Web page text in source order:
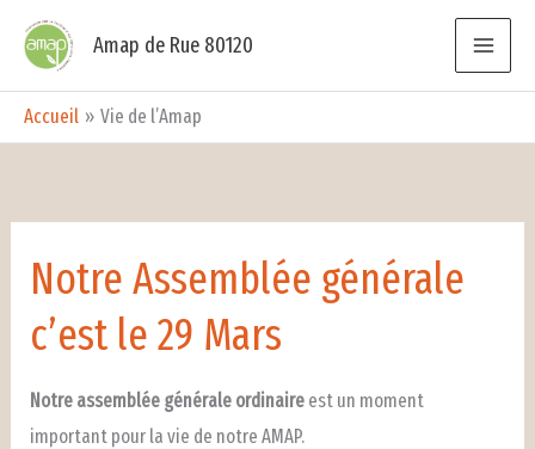
contenu
Amap de Rue 80120
Accueil Vie de l’Amap
Notre Assemblée générale
c’est le 29 Mars
Notre assemblée générale ordinaire est un moment
important pour la vie de notre AMAP.